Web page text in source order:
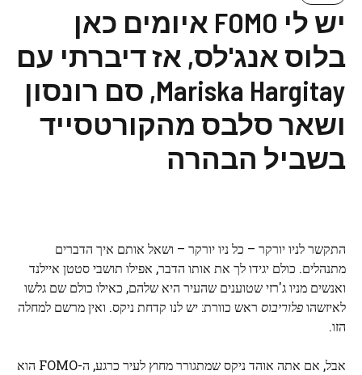
יש לי FOMO איומים כאן
בלוס אנג'לס, אז דיברתי עם
Mariska Hargitay, סם רונסון
ושאר סלבס מהקורטסייד
בשביל הבהרה
התקשר לניו יורקר – כל ניו יורקר – ושאל אותם איך הדברים
מתנהלים. כולם יגידו לך את אותו הדבר, אפילו תושבי סטטן איילנד
ואנשים מניו ג'רזי שטוענים שהעיר היא שלהם, כאילו כולם שם גלשו
לאיזשהופלוריבוס ראש כוורת: יש לנו קדחת ניקס. ואין מרשם למחלה
הזו.
אבל, אם אתה אוהד ניקס שמתגורר מחוץ לעיר כרגע, ה-FOMO הוא